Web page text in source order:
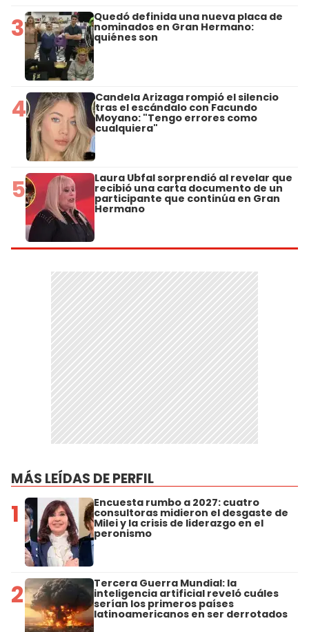
3 Quedó definida una nueva placa de
nominados en Gran Hermano:
quiénes son
4 Candela Arizaga rompió el silencio
tras el escándalo con Facundo
Moyano: "Tengo errores como
cualquiera"
5 Laura Ubfal sorprendió al revelar que
recibió una carta documento de un
participante que continúa en Gran
Hermano
MÁS LEÍDAS DE PERFIL
1 Encuesta rumbo a 2027: cuatro
consultoras midieron el desgaste de
Milei y la crisis de liderazgo en el
peronismo
2 Tercera Guerra Mundial: la
inteligencia artificial reveló cuáles
serían los primeros países
latinoamericanos en ser derrotados